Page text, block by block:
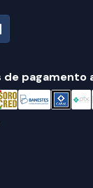
de pagamento